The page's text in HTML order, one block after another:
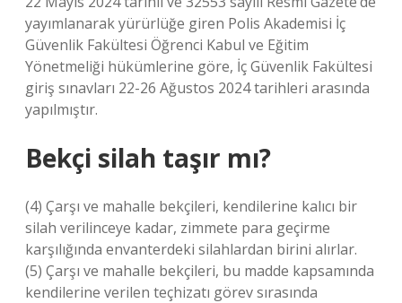
yayımlanarak yürürlüğe giren Polis Akademisi İç
Güvenlik Fakültesi Öğrenci Kabul ve Eğitim
Yönetmeliği hükümlerine göre, İç Güvenlik Fakültesi
giriş sınavları 22-26 Ağustos 2024 tarihleri ​​arasında
yapılmıştır.
Bekçi silah taşır mı?
(4) Çarşı ve mahalle bekçileri, kendilerine kalıcı bir
silah verilinceye kadar, zimmete para geçirme
karşılığında envanterdeki silahlardan birini alırlar.
(5) Çarşı ve mahalle bekçileri, bu madde kapsamında
kendilerine verilen teçhizatı görev sırasında